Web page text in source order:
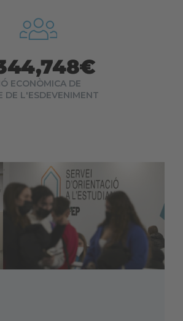
ECONÒMICA DE
DE L'ESDEVENIMENT
€